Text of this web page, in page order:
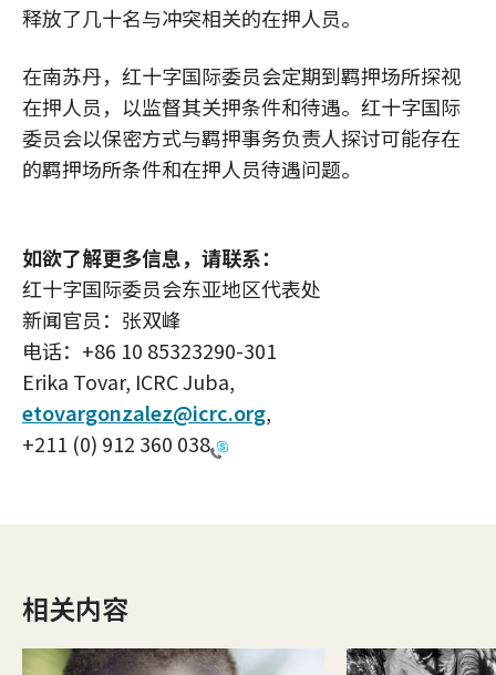
释放了几十名与冲突相关的在押人员。
在南苏丹，红十字国际委员会定期到羁押场所探视
在押人员，以监督其关押条件和待遇。红十字国际
委员会以保密方式与羁押事务负责人探讨可能存在
的羁押场所条件和在押人员待遇问题。
如欲了解更多信息，请联系：
红十字国际委员会东亚地区代表处
新闻官员：张双峰
电话：+86 10 85323290-301
Erika Tovar, ICRC Juba,
etovargonzalez@icrc.org,
+211 (0) 912 360 038
相关内容